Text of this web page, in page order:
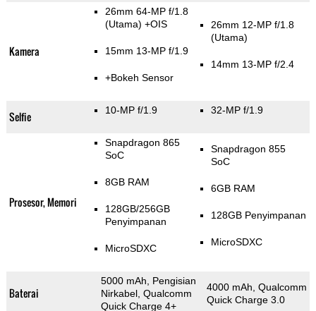
Kamera
26mm 64-MP f/1.8
(Utama) +OIS
15mm 13-MP f/1.9
+Bokeh Sensor
26mm 12-MP f/1.8
(Utama)
14mm 13-MP f/2.4
Selfie 10-MP f/1.9 32-MP f/1.9
Prosesor, Memori
Snapdragon 865
SoC
8GB RAM
128GB/256GB
Penyimpanan
MicroSDXC
Snapdragon 855
SoC
6GB RAM
128GB Penyimpanan
MicroSDXC
Baterai
5000 mAh, Pengisian
Nirkabel, Qualcomm
Quick Charge 4+
4000 mAh, Qualcomm
Quick Charge 3.0